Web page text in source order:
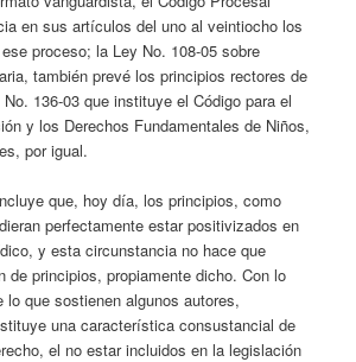
en sus artículos del uno al veintiocho los
proceso; la Ley No. 108-05 sobre
también prevé los principios rectores de
136-03 que instituye el Código para el
y los Derechos Fundamentales de Niños,
por igual.
que, hoy día, los principios, como
perfectamente estar positivizados en
y esta circunstancia no hace que
de principios, propiamente dicho. Con lo
lo que sostienen algunos autores,
una característica consustancial de
el no estar incluidos en la legislación